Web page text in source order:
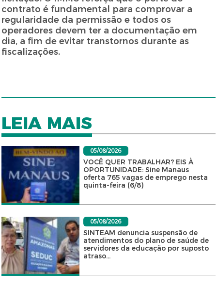
contrato é fundamental para comprovar a
regularidade da permissão e todos os
operadores devem ter a documentação em
dia, a fim de evitar transtornos durante as
fiscalizações.
LEIA MAIS
05/08/2026
VOCÊ QUER TRABALHAR? EIS À
OPORTUNIDADE: Sine Manaus
oferta 765 vagas de emprego nesta
quinta-feira (6/8)
05/08/2026
SINTEAM denuncia suspensão de
atendimentos do plano de saúde de
servidores da educação por suposto
atraso...